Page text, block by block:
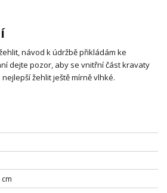
návod k údržbě přikládám ke
dejte pozor, aby se vnitřní část kravaty
žehlit ještě mírně vlhké.
cm